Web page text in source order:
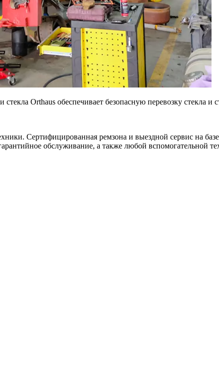
Orthaus обеспечивает безопасную перевозку стекла
Сертифицированная ремзона и выездной сервис на
обслуживание, а также любой вспомогательной